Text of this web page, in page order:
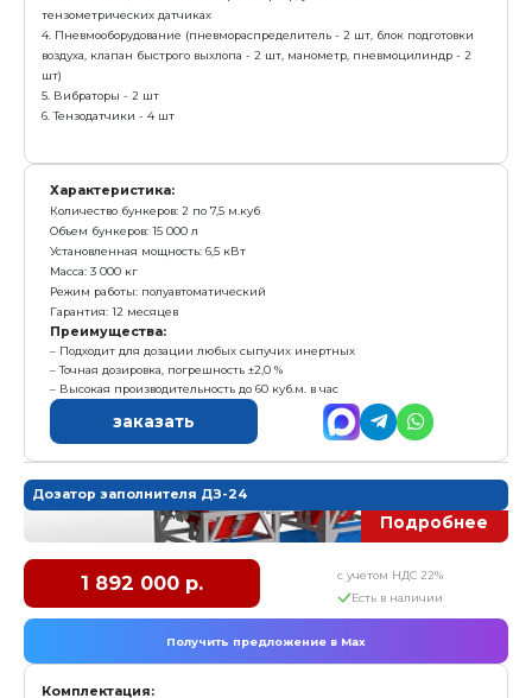
1. Два бункера по 7,5 куб. метров каждый
2. Рама
3.Взвешивающий ленточный транспортер,
тензометрических датчиках
4. Пневмооборудование (пневмораспределитель - 2
воздуха, клапан быстрого выхлопа - 2 шт,
шт)
5. Вибраторы - 2 шт
6. Тензодатчики - 4 шт
Характеристика:
Количество бункеров: 2 по 7,5 м.куб
Объем бункеров: 15 000 л
Установленная мощность: 6,5 кВт
Масса: 3 000 кг